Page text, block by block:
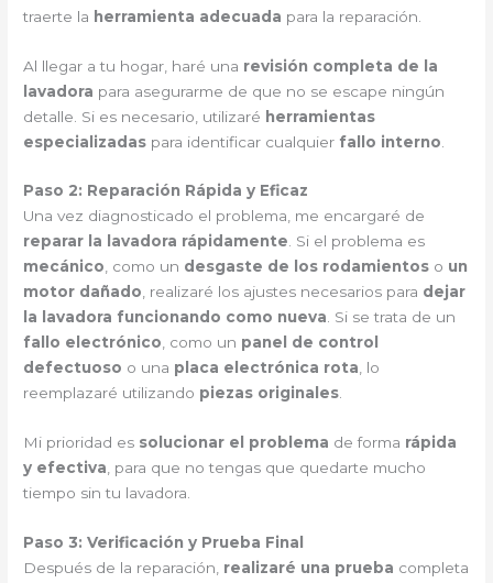
traerte la herramienta adecuada para la reparación.
Al llegar a tu hogar, haré una revisión completa de la
lavadora para asegurarme de que no se escape ningún
detalle. Si es necesario, utilizaré herramientas
especializadas para identificar cualquier fallo interno
Paso 2: Reparación Rápida y Eficaz
Una vez diagnosticado el problema, me encargaré de
reparar la lavadora rápidamente. Si el problema es
mecánico, como un desgaste de los rodamientos o un
motor dañado, realizaré los ajustes necesarios para dejar
la lavadora funcionando como nueva. Si se trata de un
fallo electrónico, como un panel de control
defectuoso o una placa electrónica rota, lo
reemplazaré utilizando piezas originales.
Mi prioridad es solucionar el problema de forma rápida
y efectiva, para que no tengas que quedarte mucho
tiempo sin tu lavadora.
Paso 3: Verificación y Prueba Final
Después de la reparación, realizaré una prueba completa